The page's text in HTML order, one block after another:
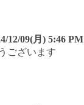
12/09(月) 5:46 PM
ございます